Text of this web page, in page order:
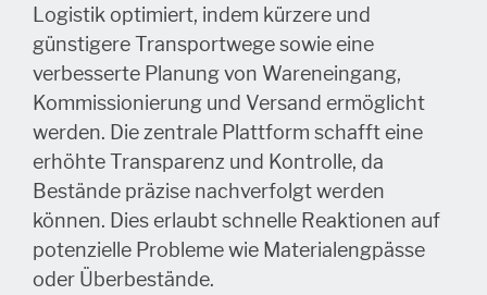
Logistik optimiert, indem kürzere und
günstigere Transportwege sowie eine
verbesserte Planung von Wareneingang,
Kommissionierung und Versand ermöglicht
werden. Die zentrale Plattform schafft eine
erhöhte Transparenz und Kontrolle, da
Bestände präzise nachverfolgt werden
können. Dies erlaubt schnelle Reaktionen auf
potenzielle Probleme wie Materialengpässe
oder Überbestände.